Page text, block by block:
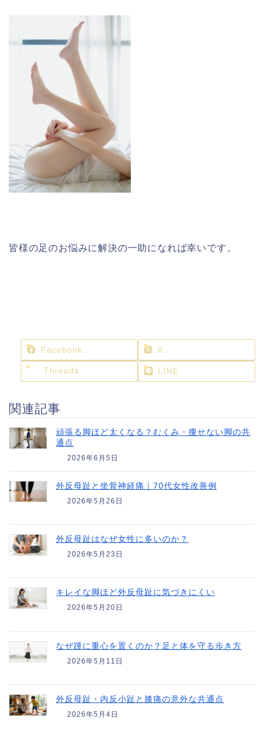
皆様の足のお悩みに解決の一助になれば幸いです。
Facebook X
Threads LINE
関連記事
頑張る脚ほど太くなる？むくみ・痩せない脚の共
通点
2026年6月5日
外反母趾と坐骨神経痛｜70代女性改善例
2026年5月26日
外反母趾はなぜ女性に多いのか？
2026年5月23日
キレイな脚ほど外反母趾に気づきにくい
2026年5月20日
なぜ踵に重心を置くのか？足と体を守る歩き方
2026年5月11日
外反母趾・内反小趾と膝痛の意外な共通点
2026年5月4日